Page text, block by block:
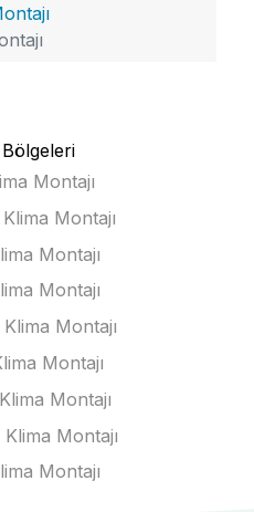
Montajı
Montajı
Montajı
Montajı
Montajı
Montajı
Montajı
Montajı
Montajı